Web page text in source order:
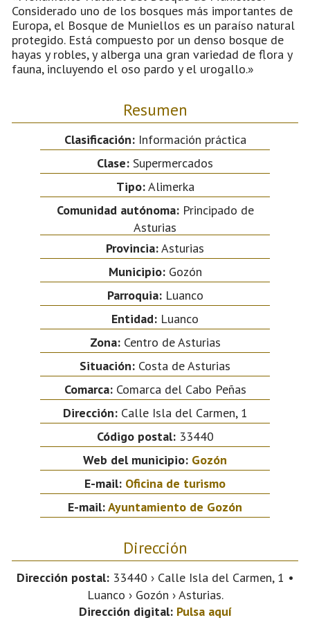
Considerado uno de los bosques más importantes de
Europa, el Bosque de Muniellos es un paraíso natural
protegido. Está compuesto por un denso bosque de
hayas y robles, y alberga una gran variedad de flora y
fauna, incluyendo el oso pardo y el urogallo.»
Resumen
Clasificación:Información práctica
Clase: Supermercados
Tipo:Alimerka
Comunidad autónoma:Principado de
Asturias
Provincia:Asturias
Municipio:Gozón
Parroquia:Luanco
Entidad: Luanco
Zona:Centro de Asturias
Situación: Costa de Asturias
Comarca:Comarca del Cabo Peñas
Dirección:Calle Isla del Carmen, 1
Código postal:33440
Web del municipio: Gozón
E-mail: Oficina de turismo
E-mail:Ayuntamiento de Gozón
Dirección
Dirección postal:33440 › Calle Isla del Carmen, 1 •
Luanco › Gozón › Asturias.
Dirección digital: Pulsa aquí